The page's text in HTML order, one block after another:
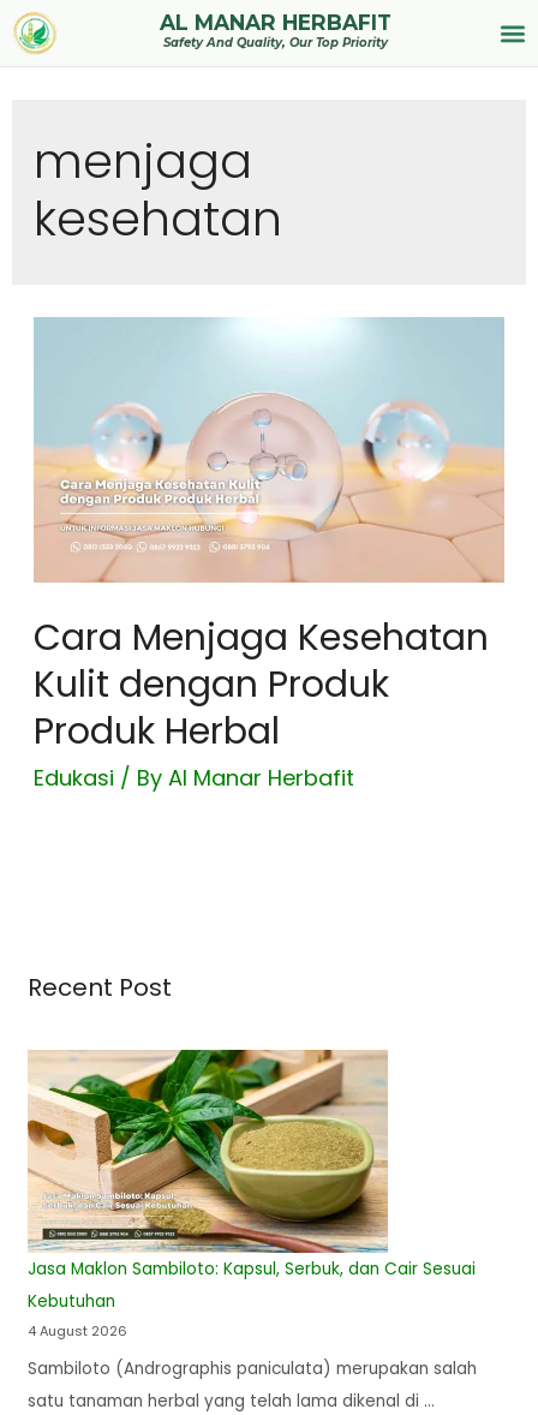
AL MANAR HERBAFIT
Safety And Quality, Our Top Priority
menjaga
kesehatan
Cara Menjaga Kesehatan
Kulit dengan Produk
Produk Herbal
Edukasi / By Al Manar Herbafit
Recent Post
Jasa Maklon Sambiloto: Kapsul, Serbuk, dan Cair Sesuai
Kebutuhan
4 August 2026
Sambiloto (Andrographis paniculata) merupakan salah
satu tanaman herbal yang telah lama dikenal di …